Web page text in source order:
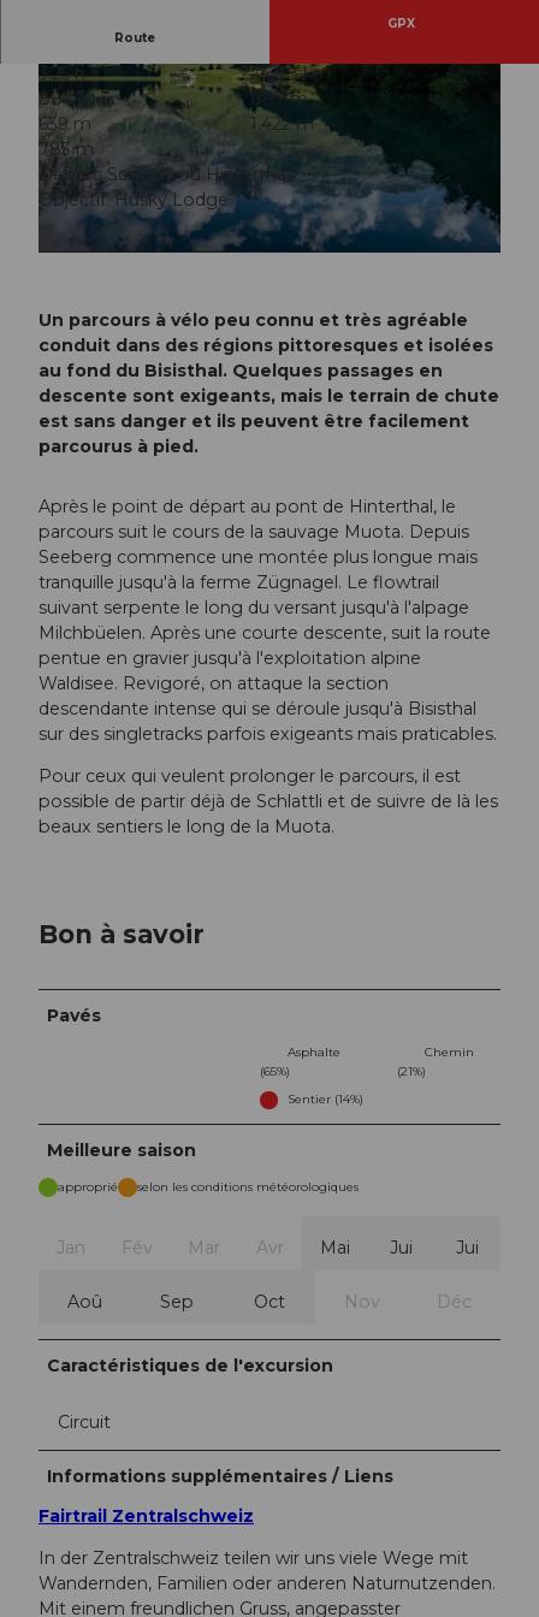
© Xaver Büeler, Bikegenoss Zentralschweiz
Route
GPX
3:25 h
24,88 km
887 m
887 m
639 m
1.422 m
783 m
Départ: Schlattli ou Hinterthal
Objectif: Husky Lodge
Un parcours à vélo peu connu et très agréable
conduit dans des régions pittoresques et isolées
au fond du Bisisthal. Quelques passages en
descente sont exigeants, mais le terrain de chute
est sans danger et ils peuvent être facilement
parcourus à pied.
Après le point de départ au pont de Hinterthal, le
parcours suit le cours de la sauvage Muota. Depuis
Seeberg commence une montée plus longue mais
tranquille jusqu'à la ferme Zügnagel. Le flowtrail
suivant serpente le long du versant jusqu'à l'alpage
Milchbüelen. Après une courte descente, suit la route
pentue en gravier jusqu'à l'exploitation alpine
Waldisee. Revigoré, on attaque la section
descendante intense qui se déroule jusqu'à Bisisthal
sur des singletracks parfois exigeants mais praticables.
Pour ceux qui veulent prolonger le parcours, il est
possible de partir déjà de Schlattli et de suivre de là les
beaux sentiers le long de la Muota.
Bon à savoir
Pavés
Asphalte
(65%)
Chemin
(21%)
Sentier (14%)
Meilleure saison
approprié selon les conditions météorologiques
Jan Fév Mar Avr Mai Jui Jui
Aoû Sep Oct Nov Déc
Caractéristiques de l'excursion
Circuit
Informations supplémentaires / Liens
Fairtrail Zentralschweiz
In der Zentralschweiz teilen wir uns viele Wege mit
Wandernden, Familien oder anderen Naturnutzenden.
Mit einem freundlichen Gruss, angepasster